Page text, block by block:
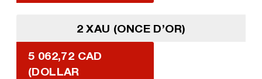
2 XAU (ONCE D’OR)
5 062,72 CAD
(DOLLAR